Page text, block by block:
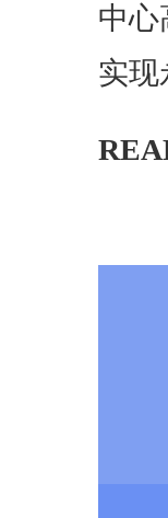
中心
实现